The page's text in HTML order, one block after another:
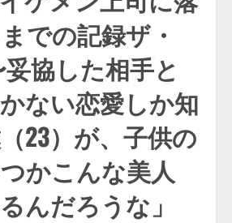
での記録ザ・
協した相手と
ない恋愛しか知
23）が、子供の
かこんな美人
んだろうな」